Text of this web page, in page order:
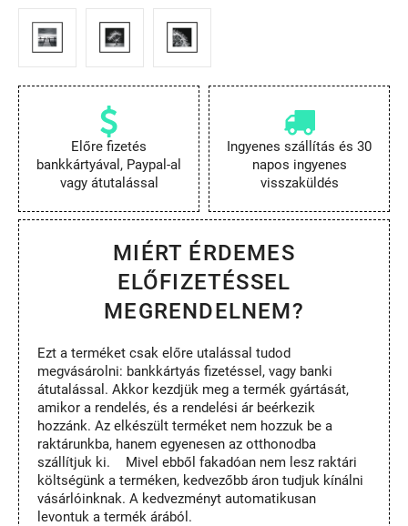
Előre fizetés
bankkártyával, Paypal-al
vagy átutalással
Ingyenes szállítás és 30
napos ingyenes
visszaküldés
MIÉRT ÉRDEMES
ELŐFIZETÉSSEL
MEGRENDELNEM?
Ezt a terméket csak előre utalással tudod
megvásárolni: bankkártyás fizetéssel, vagy banki
átutalással. Akkor kezdjük meg a termék gyártását,
amikor a rendelés, és a rendelési ár beérkezik
hozzánk. Az elkészült terméket nem hozzuk be a
raktárunkba, hanem egyenesen az otthonodba
szállítjuk ki. Mivel ebből fakadóan nem lesz raktári
költségünk a terméken, kedvezőbb áron tudjuk kínálni
vásárlóinknak. A kedvezményt automatikusan
levontuk a termék árából.